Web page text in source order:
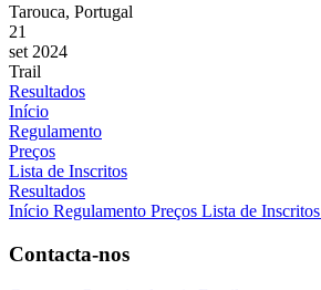
Tarouca, Portugal
21
set 2024
Trail
Resultados
Início
Regulamento
Preços
Lista de Inscritos
Resultados
Início Regulamento Preços Lista de Inscritos
Contacta-nos